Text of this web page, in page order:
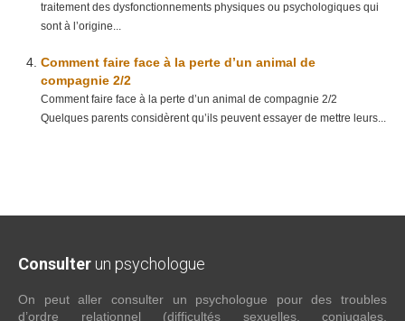
traitement des dysfonctionnements physiques ou psychologiques qui
sont à l’origine...
Comment faire face à la perte d’un animal de
compagnie 2/2
Comment faire face à la perte d’un animal de compagnie 2/2
Quelques parents considèrent qu’ils peuvent essayer de mettre leurs...
Consulter un psychologue
On peut aller consulter un psychologue pour des troubles
d’ordre relationnel (difficultés sexuelles, conjugales,